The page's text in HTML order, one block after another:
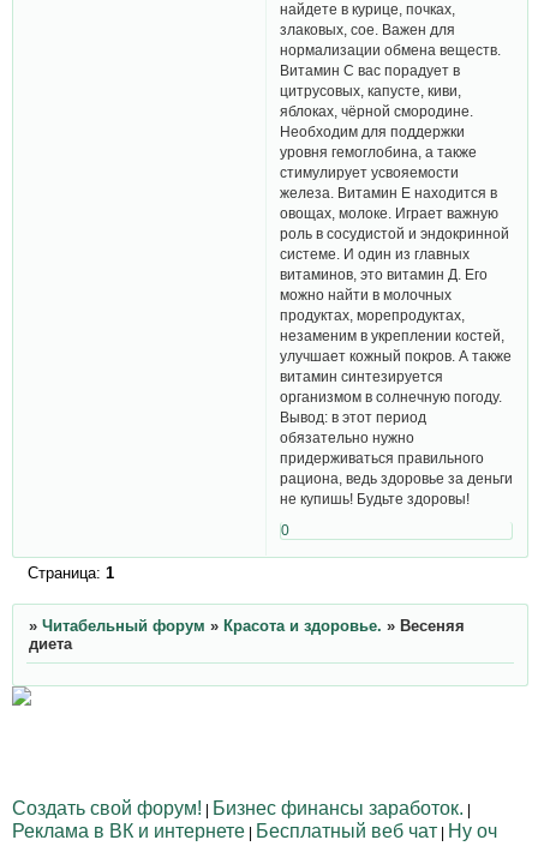
найдете в курице, почках,
злаковых, сое. Важен для
нормализации обмена веществ.
Витамин С вас порадует в
цитрусовых, капусте, киви,
яблоках, чёрной смородине.
Необходим для поддержки
уровня гемоглобина, а также
стимулирует усвояемости
железа. Витамин Е находится в
овощах, молоке. Играет важную
роль в сосудистой и эндокринной
системе. И один из главных
витаминов, это витамин Д. Его
можно найти в молочных
продуктах, морепродуктах,
незаменим в укреплении костей,
улучшает кожный покров. А также
витамин синтезируется
организмом в солнечную погоду.
Вывод: в этот период
обязательно нужно
придерживаться правильного
рациона, ведь здоровье за деньги
не купишь! Будьте здоровы!
0
Страница: 1
» Читабельный форум » Красота и здоровье. » Весеняя
диета
Создать свой форум! | Бизнес финансы заработок. |
Реклама в ВК и интернете | Бесплатный веб чат | Ну оч